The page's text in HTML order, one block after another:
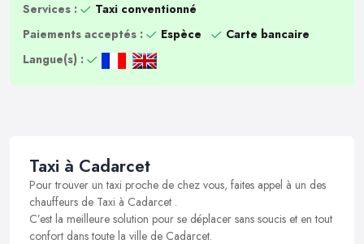
Services :
Taxi conventionné
Paiements acceptés :
Espèce
Carte bancaire
Langue(s) :
Taxi à Cadarcet
Pour trouver un taxi proche de chez vous, faites appel à un des
chauffeurs de Taxi à Cadarcet .
C’est la meilleure solution pour se déplacer sans soucis et en tout
confort dans toute la ville de Cadarcet.